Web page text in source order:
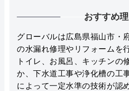
おすすめ
グローバルは広島県福山市・
の水漏れ修理やリフォームを
トイレ、お風呂、キッチンの
か、下水道工事や浄化槽の工
によって一定水準の技術が認